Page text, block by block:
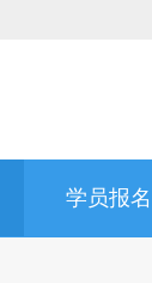
学员报名